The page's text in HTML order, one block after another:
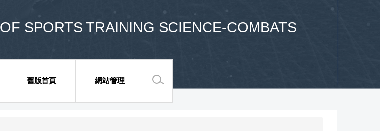
SPORTS TRAINING SCIENCE-COMBATS
舊版首頁 網站管理